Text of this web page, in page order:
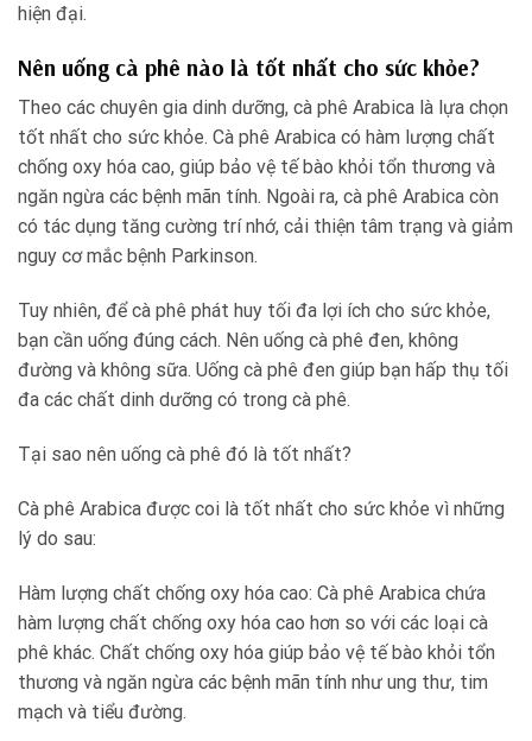
hiện đại.
Nên uống cà phê nào là tốt nhất cho sức khỏe?
Theo các chuyên gia dinh dưỡng, cà phê Arabica là lựa chọn
tốt nhất cho sức khỏe. Cà phê Arabica có hàm lượng chất
chống oxy hóa cao, giúp bảo vệ tế bào khỏi tổn thương và
ngăn ngừa các bệnh mãn tính. Ngoài ra, cà phê Arabica còn
có tác dụng tăng cường trí nhớ, cải thiện tâm trạng và giảm
nguy cơ mắc bệnh Parkinson.
Tuy nhiên, để cà phê phát huy tối đa lợi ích cho sức khỏe,
bạn cần uống đúng cách. Nên uống cà phê đen, không
đường và không sữa. Uống cà phê đen giúp bạn hấp thụ tối
đa các chất dinh dưỡng có trong cà phê.
Tại sao nên uống cà phê đó là tốt nhất?
Cà phê Arabica được coi là tốt nhất cho sức khỏe vì những
lý do sau:
Hàm lượng chất chống oxy hóa cao: Cà phê Arabica chứa
hàm lượng chất chống oxy hóa cao hơn so với các loại cà
phê khác. Chất chống oxy hóa giúp bảo vệ tế bào khỏi tổn
thương và ngăn ngừa các bệnh mãn tính như ung thư, tim
mạch và tiểu đường.